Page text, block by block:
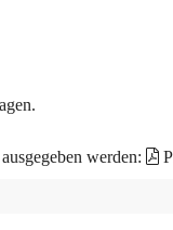
werden: